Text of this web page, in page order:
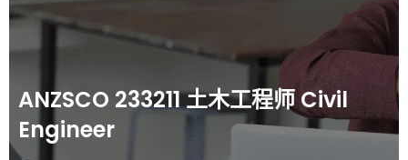
ANZSCO 233211 土木工程师 Civil
Engineer